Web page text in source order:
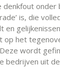
onder
is, die
en
op het
wordt
bedrijven uit de